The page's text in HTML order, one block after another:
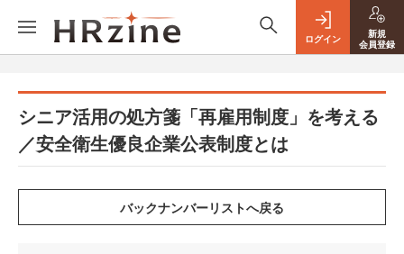
ログイン
新規
会員登録
シニア活用の処方箋「再雇用制度」を考える
／安全衛生優良企業公表制度とは